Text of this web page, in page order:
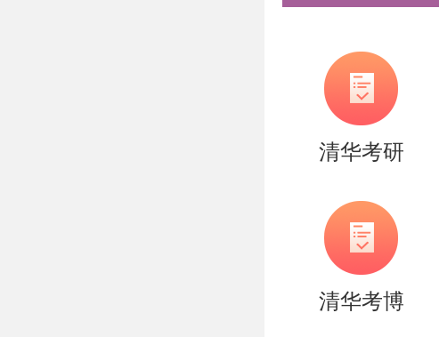
结语
报考北大国
一次机遇。
和要求，制
辅导和支持
以上是关于
科目解析与
清华考研
清华考博